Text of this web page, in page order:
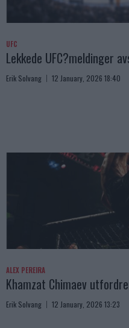
UFC
Lekkede UFC?meldinger
Erik Solvang 12 January, 2026 18:40
ALEX PEREIRA
Khamzat Chimaev
Erik Solvang 12 January, 2026 13:23